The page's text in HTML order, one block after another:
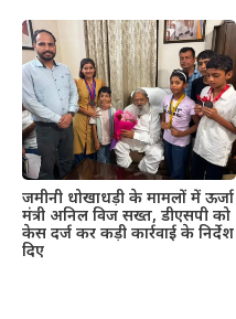
जमीनी धोखाधड़ी के मामलों में ऊर्जा
मंत्री अनिल विज सख्त, डीएसपी को
केस दर्ज कर कड़ी कार्रवाई के निर्देश
दिए